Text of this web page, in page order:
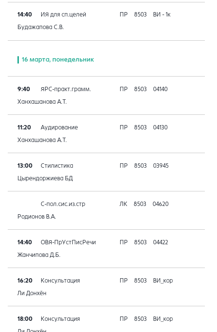
14:40 ИЯ для сп.целей ПР 8503 ВИ - 1к
Будажапова С.В.
16 марта, понедельник
9:40 ЯРС-практ.грамм. ПР 8503 04140
Ханхашанова А.Т.
11:20 Аудирование ПР 8503 04130
Ханхашанова А.Т.
13:00 Стилистика ПР 8503 03945
Цырендоржиева БД
С-пол.сис.из.стр ЛК 8503 04620
Родионов В.А.
14:40 ОВЯ-ПрУстПисРечи ПР 8503 04422
Жанчипова Д.Б.
16:20 Консультация ПР 8503 ВИ_кор
Ли Донхён
18:00 Консультация ПР 8503 ВИ_кор